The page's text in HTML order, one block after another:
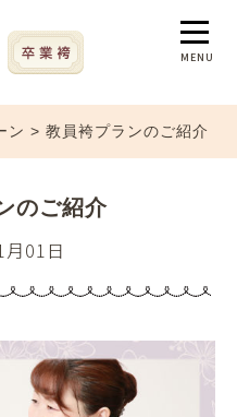
MENU
ン > 教員袴プランのご紹介
のご紹介
01日